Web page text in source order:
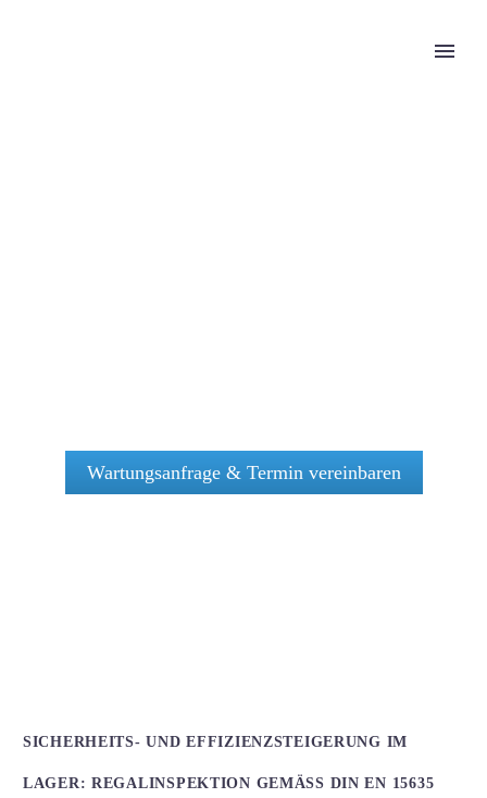
Wartungsanfrage & Termin vereinbaren
SICHERHEITS- UND EFFIZIENZSTEIGERUNG IM
LAGER: REGALINSPEKTION GEMÄSS DIN EN 15635